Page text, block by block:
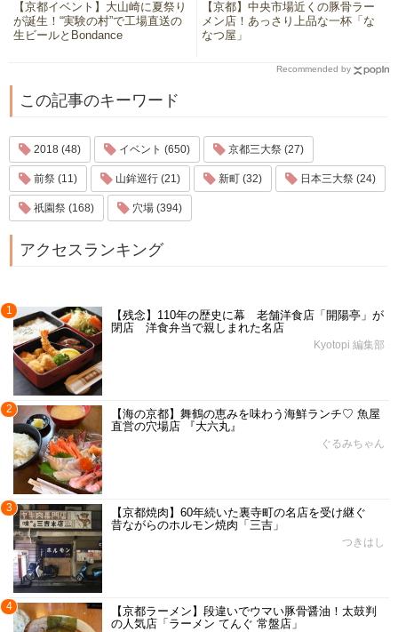
【京都イベント】大山崎に夏祭り
が誕生！“実験の村”で工場直送の
生ビールとBondance
【京都】中央市場近くの豚骨ラー
メン店！あっさり上品な一杯「な
なつ屋」
Recommended by
この記事のキーワード
2018 (48) イベント (650) 京都三大祭 (27)
前祭 (11) 山鉾巡行 (21) 新町 (32) 日本三大祭 (24)
祇園祭 (168) 穴場 (394)
アクセスランキング
1
【残念】110年の歴史に幕 老舗洋食店「開陽亭」が
閉店 洋食弁当で親しまれた名店
Kyotopi 編集部
2
【海の京都】舞鶴の恵みを味わう海鮮ランチ♡ 魚屋
直営の穴場店 『大六丸』
ぐるみちゃん
3
【京都焼肉】60年続いた裏寺町の名店を受け継ぐ
昔ながらのホルモン焼肉「三吉」
つきはし
4
【京都ラーメン】段違いでウマい豚骨醤油！太鼓判
の人気店「ラーメン てんぐ 常盤店」